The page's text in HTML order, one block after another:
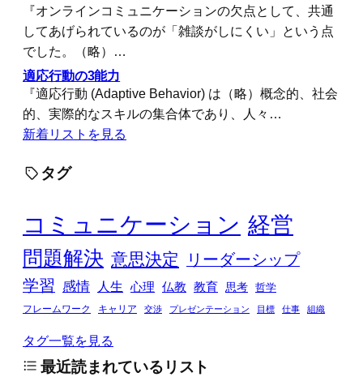
『オンラインコミュニケーションの欠点として、共通
してあげられているのが「雑談がしにくい」という点
でした。（略）…
適応行動の3能力
『適応行動 (Adaptive Behavior) は（略）概念的、社会
的、実際的なスキルの集合体であり、人々…
新着リストを見る
タグ
コミュニケーション 経営
問題解決 意思決定
リーダーシップ
学習
感情 人生 心理 仏教 教育 思考
哲学
フレームワーク
キャリア 交渉 プレゼンテーション 目標 仕事 組織
タグ一覧を見る
最近読まれているリスト